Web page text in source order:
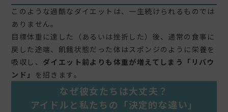
このような過酷なダイエットは、一生続けられるものでは
ありません。
目標体重に達した（あるいは挫折した）後、通常の食事に
戻した途端、飢餓状態だった体はスポンジのように栄養を
吸収し、 ダイエット前よりも体重が増えてしまう「リバウ
ンド」 を招きます。
なぜ彼女たちは大丈夫？
アイドルと私たちの「決定的な違い」